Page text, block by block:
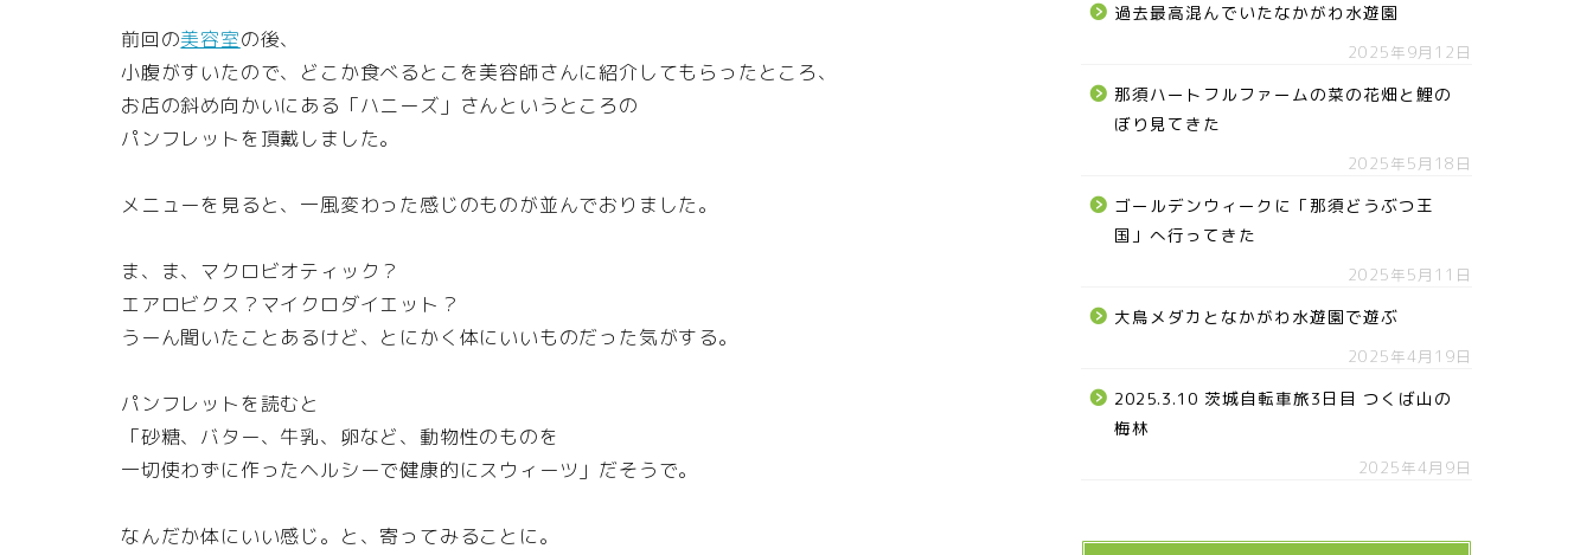
前回の美容室の後、
小腹がすいたので、どこか食べるとこを美容師さんに紹介してもらったところ、
お店の斜め向かいにある「ハニーズ」さんというところの
パンフレットを頂戴しました。
メニューを見ると、一風変わった感じのものが並んでおりました。
ま、ま、マクロビオティック？
エアロビクス？マイクロダイエット？
うーん聞いたことあるけど、とにかく体にいいものだった気がする。
パンフレットを読むと
「砂糖、バター、牛乳、卵など、動物性のものを
一切使わずに作ったヘルシーで健康的にスウィーツ」だそうで。
なんだか体にいい感じ。と、寄ってみることに。
過去最高混んでいたなかがわ水遊園
2025年9月12日
那須ハートフルファームの菜の花畑と鯉の
ぼり見てきた
2025年5月18日
ゴールデンウィークに「那須どうぶつ王
国」へ行ってきた
2025年5月11日
大鳥メダカとなかがわ水遊園で遊ぶ
2025年4月19日
2025.3.10 茨城自転車旅3日目 つくば山の
梅林
2025年4月9日